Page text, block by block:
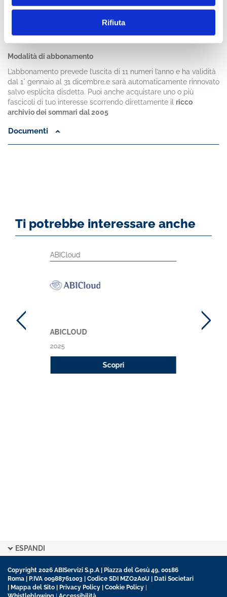
Rifiuta
documenti con i colleghi
abbonamento su ABICloud
Modalità di abbonamento
L’abbonamento prevede l’uscita di 11 numeri l’anno e ha validità
dal 1° gennaio al 31 dicembre.e sarà automaticamente rinnovato
salvo esplicita disdetta. Puoi anche acquistare uno o più
fascicoli di tuo interesse scorrendo direttamente il ricco
archivio dei sommari dal 2005
Documenti
Ti potrebbe interessare anche
ABICloud
ABICLOUD
2025
Scopri
ESPANDI
Copyright 2026 ABIServizi S.p.A | Piazza del Gesù 49, 00186
Roma | P.IVA 00988761003 | Codice SDI MZO2A0U |
Dati Societari
Mappa del Sito Privacy Policy Cookie Policy